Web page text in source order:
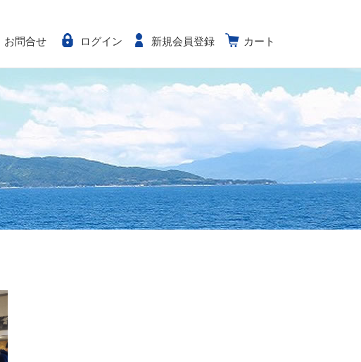
お問合せ ログイン 新規会員登録 カート